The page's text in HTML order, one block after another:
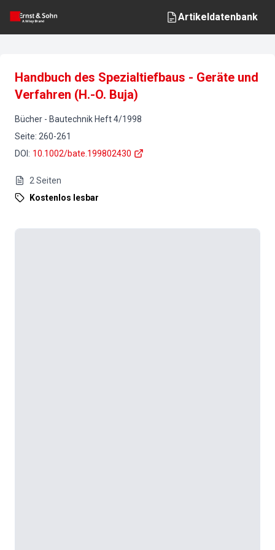
Artikeldatenbank
Handbuch des Spezialtiefbaus - Geräte und
Verfahren (H.-O. Buja)
Bücher - Bautechnik Heft4/1998
Seite: 260-261
DOI : 10.1002/bate.199802430
2 Seiten
Kostenlos lesbar